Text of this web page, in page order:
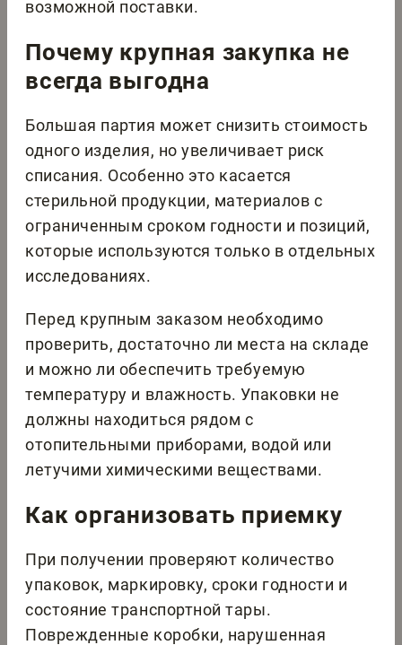
возможной поставки.
Почему крупная закупка не
всегда выгодна
Большая партия может снизить стоимость
одного изделия, но увеличивает риск
списания. Особенно это касается
стерильной продукции, материалов с
ограниченным сроком годности и позиций,
которые используются только в отдельных
исследованиях.
Перед крупным заказом необходимо
проверить, достаточно ли места на складе
и можно ли обеспечить требуемую
температуру и влажность. Упаковки не
должны находиться рядом с
отопительными приборами, водой или
летучими химическими веществами.
Как организовать приемку
При получении проверяют количество
упаковок, маркировку, сроки годности и
состояние транспортной тары.
Поврежденные коробки, нарушенная